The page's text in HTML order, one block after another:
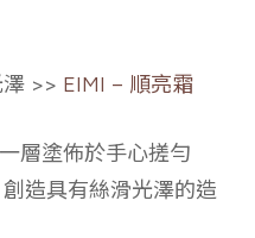
>> EIMI – 順亮霜
層塗佈於手心搓勻
造具有絲滑光澤的造